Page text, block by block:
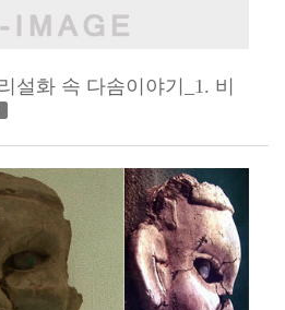
설화 속 다솜이야기_1. 비